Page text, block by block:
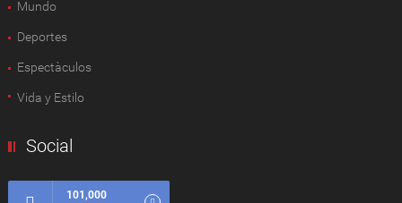
Mundo
Deportes
Espectàculos
Vida y Estilo
Social
101,000